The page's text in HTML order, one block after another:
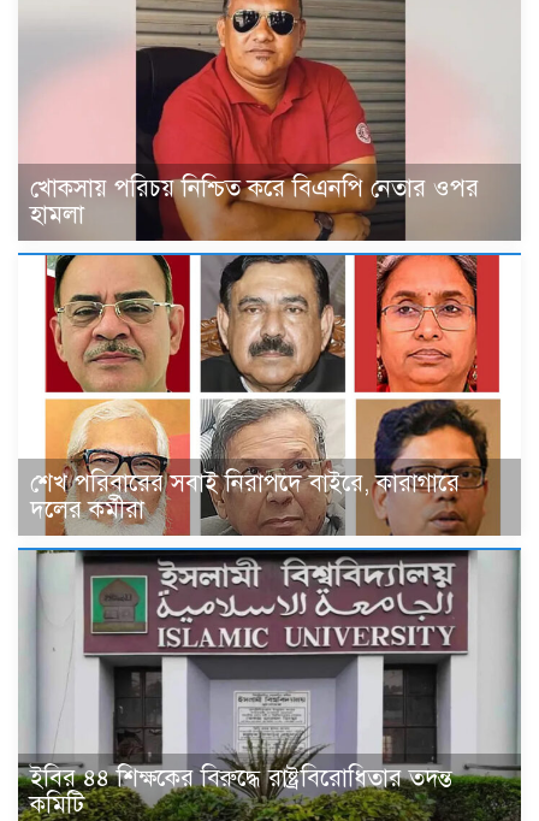
খোকসায় পরিচয় নিশ্চিত করে বিএনপি নেতার ওপর
হামলা
শেখ পরিবারের সবাই নিরাপদে বাইরে, কারাগারে
দলের কর্মীরা
ইবির ৪৪ শিক্ষকের বিরুদ্ধে রাষ্ট্রবিরোধিতার তদন্ত
কমিটি